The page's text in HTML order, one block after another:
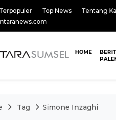
Terpopuler Top News Tentang
HOME
Tag Simone Inzaghi